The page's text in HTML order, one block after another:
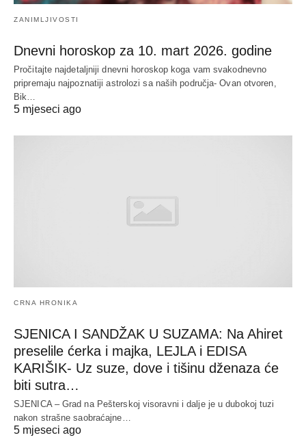
ZANIMLJIVOSTI
Dnevni horoskop za 10. mart 2026. godine
Pročitajte najdetaljniji dnevni horoskop koga vam svakodnevno
pripremaju najpoznatiji astrolozi sa naših područja- Ovan otvoren,
Bik…
5 mjeseci ago
CRNA HRONIKA
SJENICA I SANDŽAK U SUZAMA: Na Ahiret
preselile ćerka i majka, LEJLA i EDISA
KARIŠIK- Uz suze, dove i tišinu dženaza će
biti sutra…
SJENICA – Grad na Pešterskoj visoravni i dalje je u dubokoj tuzi
nakon strašne saobraćajne…
5 mjeseci ago